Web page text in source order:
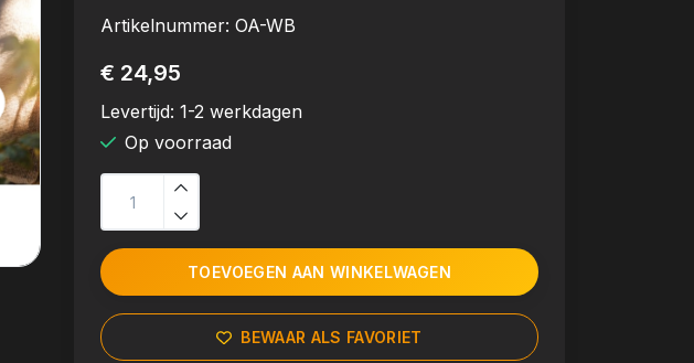
Artikelnummer: OA-WB
€ 24,95
Levertijd: 1-2 werkdagen
Op voorraad
TOEVOEGEN AAN WINKELWAGEN
BEWAAR ALS FAVORIET